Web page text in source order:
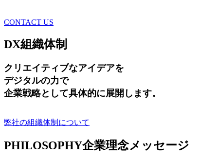
CONTACT US
DX組織体制
クリエイティブなアイデアを
デジタルの力で
企業戦略として具体的に展開します。
弊社の組織体制について
PHILOSOPHY企業理念メッセージ